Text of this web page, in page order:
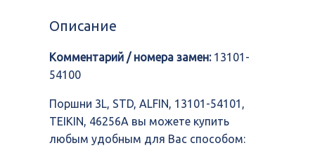
ALFIN,
54101,
TEIKIN,
Описание
Комментарий / номера замен:13101-
54100
Поршни 3L, STD, ALFIN, 13101-54101,
TEIKIN, 46256A вы можете купить
любым удобным для Вас способом: